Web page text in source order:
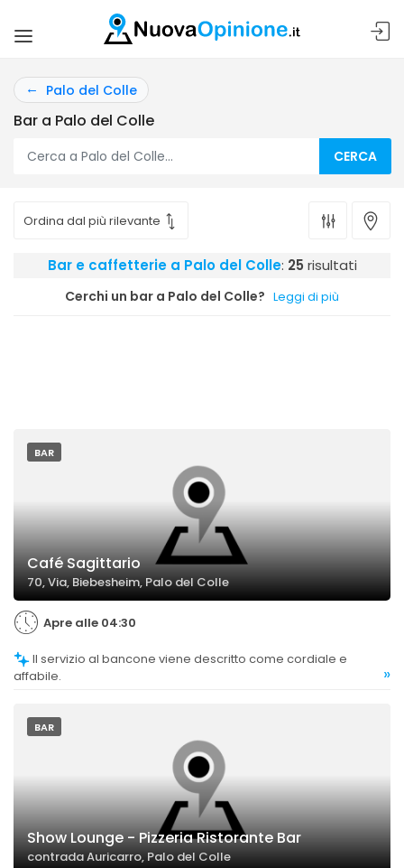
Palo del Colle
Bar a Palo del Colle
CERCA
Bar e caffetterie a Palo del Colle: 25 risultati
Cerchi un bar a Palo del Colle? Leggi di più
BAR
Café Sagittario
70, Via, Biebesheim, Palo del Colle
Apre alle 04:30
affabile.
»
BAR
Show Lounge - Pizzeria Ristorante Bar
contrada Auricarro, Palo del Colle